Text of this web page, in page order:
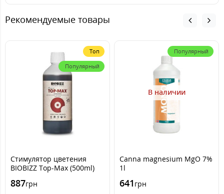
Рекомендуемые товары
Топ
Популярный
Стимулятор цветения
BIOBIZZ Top-Max (500ml)
887грн
Популярный
В наличии
Canna magnesium MgO 7%
1l
641 грн